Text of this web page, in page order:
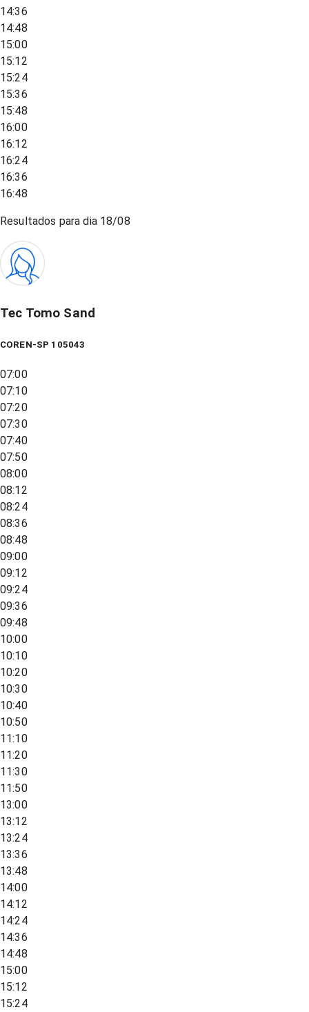
14:36
14:48
15:00
15:12
15:24
15:36
15:48
16:00
16:12
16:24
16:36
16:48
Resultados para dia 18/08
Tec Tomo Sand
COREN-SP 105043
07:00
07:10
07:20
07:30
07:40
07:50
08:00
08:12
08:24
08:36
08:48
09:00
09:12
09:24
09:36
09:48
10:00
10:10
10:20
10:30
10:40
10:50
11:10
11:20
11:30
11:50
13:00
13:12
13:24
13:36
13:48
14:00
14:12
14:24
14:36
14:48
15:00
15:12
15:24